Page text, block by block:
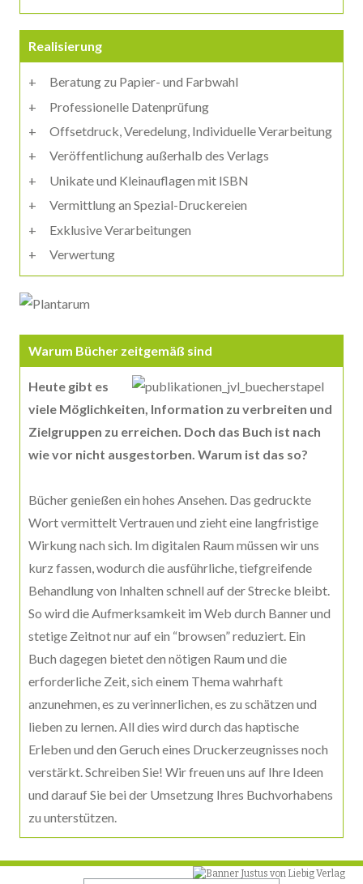
Realisierung
Beratung zu Papier- und Farbwahl
Professionelle Datenprüfung
Offsetdruck, Veredelung, Individuelle Verarbeitung
Veröffentlichung außerhalb des Verlags
Unikate und Kleinauflagen mit ISBN
Vermittlung an Spezial-Druckereien
Exklusive Verarbeitungen
Verwertung
Warum Bücher zeitgemäß sind
Heute gibt es
viele Möglichkeiten, Information zu verbreiten und
Zielgruppen zu erreichen. Doch das Buch ist nach
wie vor nicht ausgestorben. Warum ist das so?
Bücher genießen ein hohes Ansehen. Das gedruckte
Wort vermittelt Vertrauen und zieht eine langfristige
Wirkung nach sich. Im digitalen Raum müssen wir uns
kurz fassen, wodurch die ausführliche, tiefgreifende
Behandlung von Inhalten schnell auf der Strecke bleibt.
So wird die Aufmerksamkeit im Web durch Banner und
stetige Zeitnot nur auf ein “browsen” reduziert. Ein
Buch dagegen bietet den nötigen Raum und die
erforderliche Zeit, sich einem Thema wahrhaft
anzunehmen, es zu verinnerlichen, es zu schätzen und
lieben zu lernen. All dies wird durch das haptische
Erleben und den Geruch eines Druckerzeugnisses noch
verstärkt. Schreiben Sie! Wir freuen uns auf Ihre Ideen
und darauf Sie bei der Umsetzung Ihres Buchvorhabens
zu unterstützen.